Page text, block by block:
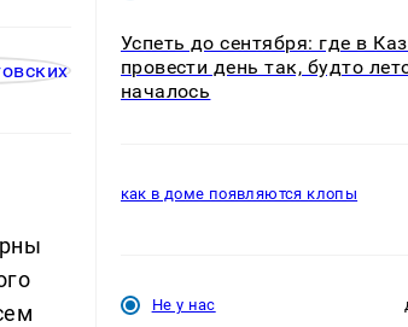
Успеть до сентября: где в
провести день так, будто
началось
как в доме появляются клопы
Не у нас